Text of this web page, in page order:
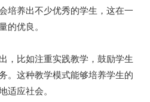
培养出不少优秀的学生，这在一
的优良。
，比如注重实践教学，鼓励学生
。这种教学模式能够培养学生的
适应社会。